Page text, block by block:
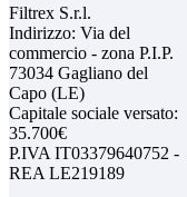
Filtrex S.r.l.
Indirizzo: Via del
commercio - zona P.I.P.
73034 Gagliano del
Capo (LE)
Capitale sociale versato:
35.700€
P.IVA IT03379640752 -
REA LE219189